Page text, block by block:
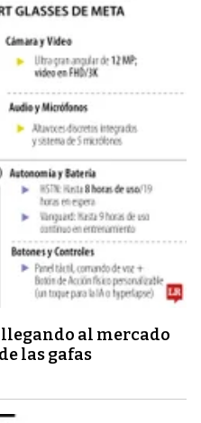
llegando al mercado
las gafas